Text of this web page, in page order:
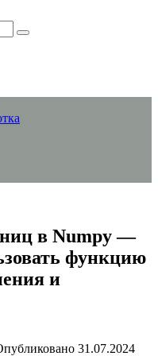
в Numpy —
функцию
и
31.07.2024